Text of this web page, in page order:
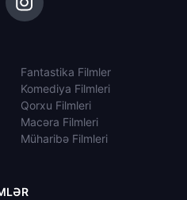
Fantastika Filmler
Komediya Filmleri
Qorxu Filmleri
Macəra Filmleri
Müharibə Filmleri